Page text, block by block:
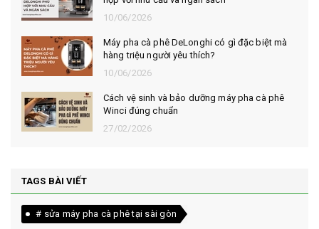
10/06/2026
Máy pha cà phê DeLonghi có gì đặc biệt mà
hàng triệu người yêu thích?
10/06/2026
Cách vệ sinh và bảo dưỡng máy pha cà phê
Winci đúng chuẩn
27/02/2026
TAGS BÀI VIẾT
# sửa máy pha cà phê tại sài gòn